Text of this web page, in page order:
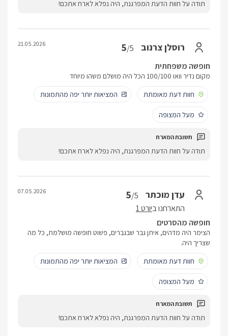
תודה על חוות הדעת המפרגנת, היה נפלא לארח אתכם!
רוסלן צרנוב 5/5
21.05.2026
חופשה משפחתית
מקום נדיר וואו 100/100 הכל היה מושלם משהו מיוחד
חוות דעת מאומתת
המציאות יותר יפה מהתמונות
מעל המצופה
תודה על חוות הדעת המפרגנת, היה נפלא לארח אתכם!
עדן מוכתר 5/5
התארחנו ביורט 1
07.05.2026
חופשה מהסרטים
הצימר היה מדהים, איתן גבר שבגברים, פשוט חופשה מושלמת, כל מה
שצריך היה.
חוות דעת מאומתת
המציאות יותר יפה מהתמונות
מעל המצופה
תודה על חוות הדעת המפרגנת, היה נפלא לארח אתכם!